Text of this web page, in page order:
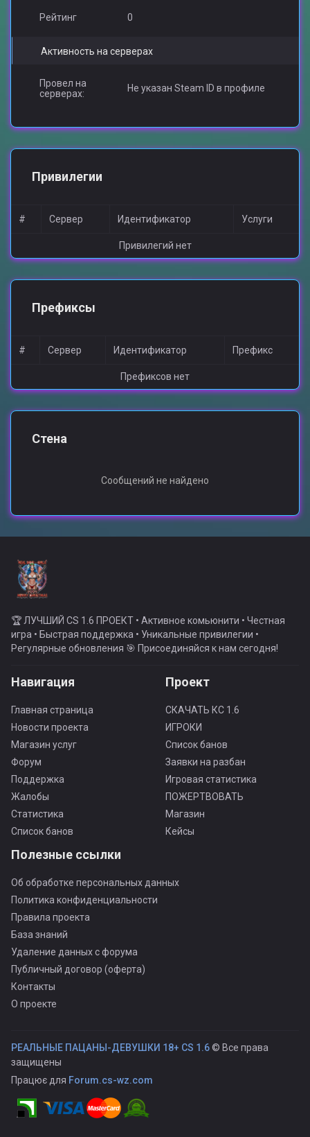
Рейтинг 0
Активность на серверах
Провел на
серверах:
Не указан Steam ID в профиле
Привилегии
# Сервер Идентификатор Услуги
Привилегий нет
Префиксы
# Сервер Идентификатор Префикс
Префиксов нет
Стена
Сообщений не найдено
🏆 ЛУЧШИЙ CS 1.6 ПРОЕКТ • Активное комьюнити • Честная
игра • Быстрая поддержка • Уникальные привилегии •
Регулярные обновления 🎯 Присоединяйся к нам сегодня!
Навигация
Главная страница
Новости проекта
Магазин услуг
Форум
Поддержка
Жалобы
Статистика
Список банов
Проект
СКАЧАТЬ КС 1.6
ИГРОКИ
Список банов
Заявки на разбан
Игровая статистика
ПОЖЕРТВОВАТЬ
Магазин
Кейсы
Полезные ссылки
Об обработке персональных данных
Политика конфиденциальности
Правила проекта
База знаний
Удаление данных с форума
Публичный договор (оферта)
Контакты
О проекте
РЕАЛЬНЫЕ ПАЦАНЫ-ДЕВУШКИ 18+ CS 1.6© Все права
защищены
Працює для Forum.cs-wz.com